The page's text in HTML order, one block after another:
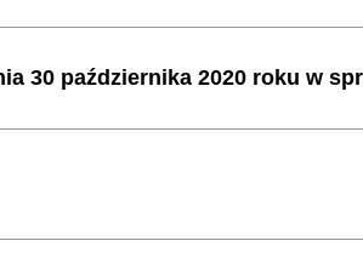
30 października 2020 roku w